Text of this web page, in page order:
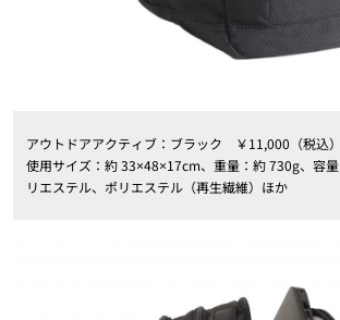
アウトドアアクティブ：ブラック ￥11,000（税込）
使用サイズ：約 33×48×17cm、重量：約 730g、容
リエステル、ポリエステル（再生繊維）ほか